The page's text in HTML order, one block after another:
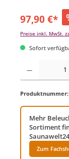
97,90 €*
Preise inkl. MwSt.
Sofort
Produkt Anzahl:
Produktnummer:
Mehr
Sortiment
Zum